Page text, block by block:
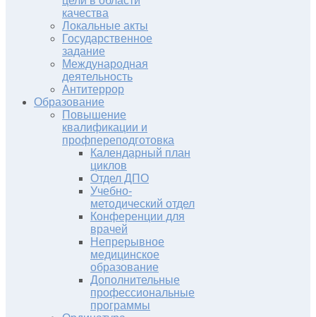
качества
Локальные акты
Государственное
задание
Международная
деятельность
Антитеррор
Образование
Повышение
квалификации и
профпереподготовка
Календарный план
циклов
Отдел ДПО
Учебно-
методический отдел
Конференции для
врачей
Непрерывное
медицинское
образование
Дополнительные
профессиональные
программы